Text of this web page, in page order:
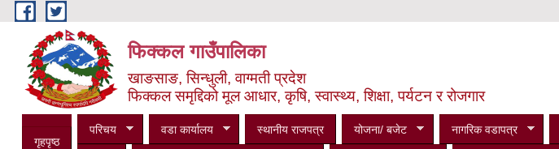
Skip to main content
फिक्कल गाउँपालिका
खाङसाङ, सिन्धुली, वाग्मती प्रदेश
फिक्कल समृद्दिको मूल आधार, कृषि, स्वास्थ्य, शिक्षा, पर्यटन र रोजगार
गृहपृष्ठ
परिचय वडा कार्यालय स्थानीय राजपत्र योजना/ बजेट नागरिक वडापत्र